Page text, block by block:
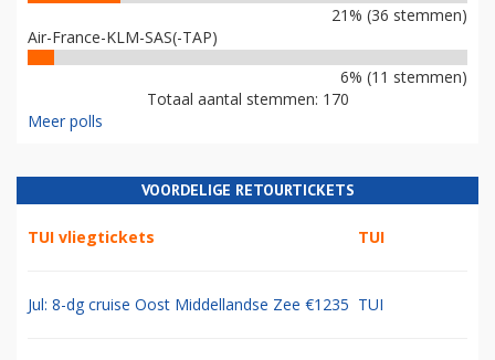
21% (36 stemmen)
Air-France-KLM-SAS(-TAP)
6% (11 stemmen)
Totaal aantal stemmen: 170
Meer polls
VOORDELIGE RETOURTICKETS
TUI vliegtickets TUI
Jul: 8-dg cruise Oost Middellandse Zee €1235 TUI